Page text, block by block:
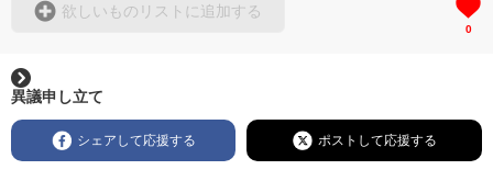
欲しいものリストに追加する
0
異議申し立て
シェアして応援する ポストして応援する